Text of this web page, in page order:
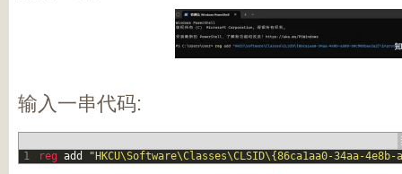
输入一串代码:
1 reg add "HKCU\Software\Classes\CLSID\{86ca1aa0-34aa-